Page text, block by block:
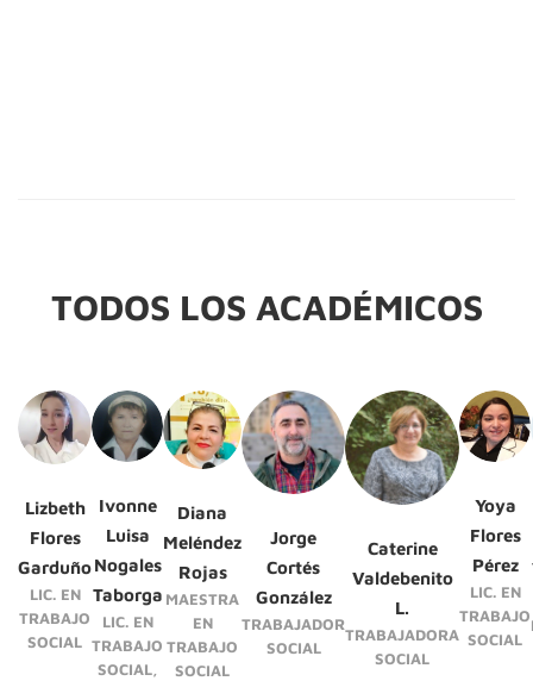
TODOS LOS ACADÉMICOS
Lizbeth
Flores
Garduño
LIC. EN
TRABAJO
SOCIAL
Ivonne
Luisa
Nogales
Taborga
LIC. EN
TRABAJO
SOCIAL,
Diana
Meléndez
Rojas
MAESTRA
EN
TRABAJO
SOCIAL
Jorge
Cortés
González
TRABAJADOR
SOCIAL
Caterine
Valdebenito
L.
TRABAJADORA
SOCIAL
Yoya
Flores
Pérez
LIC. EN
TRABAJO
SOCIAL